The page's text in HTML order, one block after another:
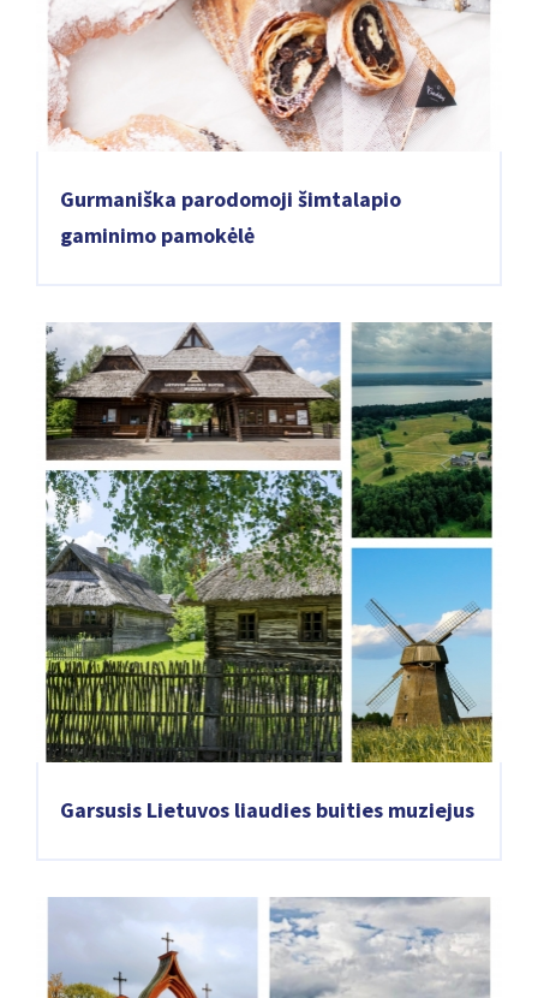
Gurmaniška parodomoji šimtalapio
gaminimo pamokėlė
Garsusis Lietuvos liaudies buities muziejus